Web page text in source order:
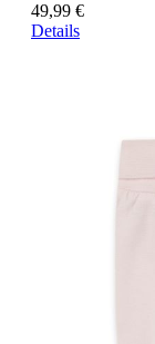
49,99 €
Details